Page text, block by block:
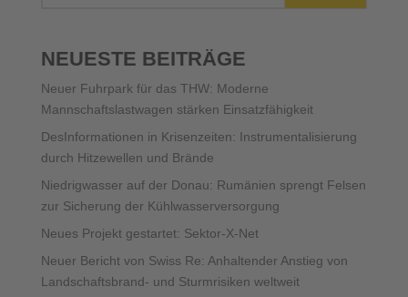
NEUESTE BEITRÄGE
Neuer Fuhrpark für das THW: Moderne
Mannschaftslastwagen stärken Einsatzfähigkeit
DesInformationen in Krisenzeiten: Instrumentalisierung
durch Hitzewellen und Brände
Niedrigwasser auf der Donau: Rumänien sprengt Felsen
zur Sicherung der Kühlwasserversorgung
Neues Projekt gestartet: Sektor-X-Net
Neuer Bericht von Swiss Re: Anhaltender Anstieg von
Landschaftsbrand- und Sturmrisiken weltweit